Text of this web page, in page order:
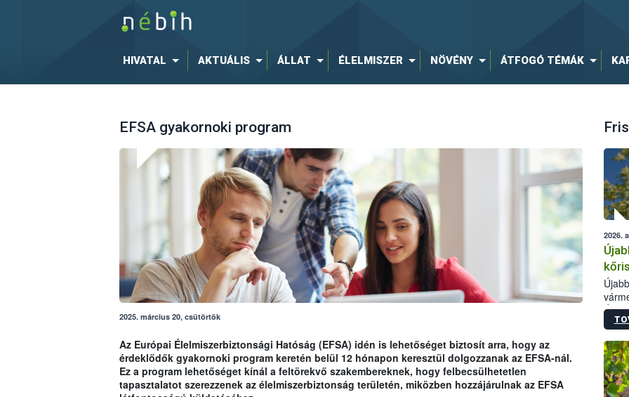
HIVATAL AKTUÁLIS ÁLLAT ÉLELMISZER NÖVÉNY ÁTFOGÓ TÉMÁK
EFSA gyakornoki program
2025. március 20, csütörtök
Az Európai Élelmiszerbiztonsági Hatóság (EFSA) idén is lehetőséget biztosít arra, hogy az
érdeklődők gyakornoki program keretén belül 12 hónapon keresztül dolgozzanak az EFSA-nál.
Ez a program lehetőséget kínál a feltörekvő szakembereknek, hogy felbecsülhetetlen
tapasztalatot szerezzenek az élelmiszerbiztonság területén, miközben hozzájárulnak az EFSA
2026.